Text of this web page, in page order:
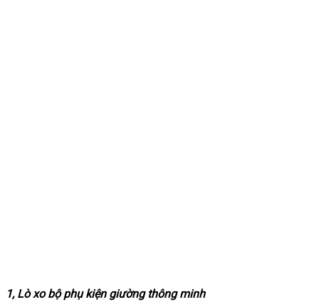
1, Lò xo bộ phụ kiện giường thông minh